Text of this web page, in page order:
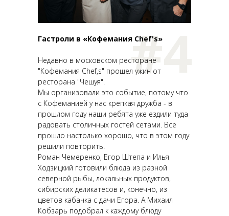
#4
Гастроли в «Кофемания Chef's»
Недавно в московском ресторане
"Кофемания Chef,s" прошел ужин от
ресторана "Чешуя".
Мы организовали это событие, потому что
с Кофеманией у нас крепкая дружба - в
прошлом году наши ребята уже ездили туда
радовать столичных гостей сетами. Все
прошло настолько хорошо, что в этом году
решили повторить.
Роман Чемеренко, Егор Штепа и Илья
Ходзицкий готовили блюда из разной
северной рыбы, локальных продуктов,
сибирских деликатесов и, конечно, из
цветов кабачка с дачи Егора. А Михаил
Кобзарь подобрал к каждому блюду